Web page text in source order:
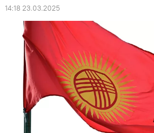
14:18 23.03.2025